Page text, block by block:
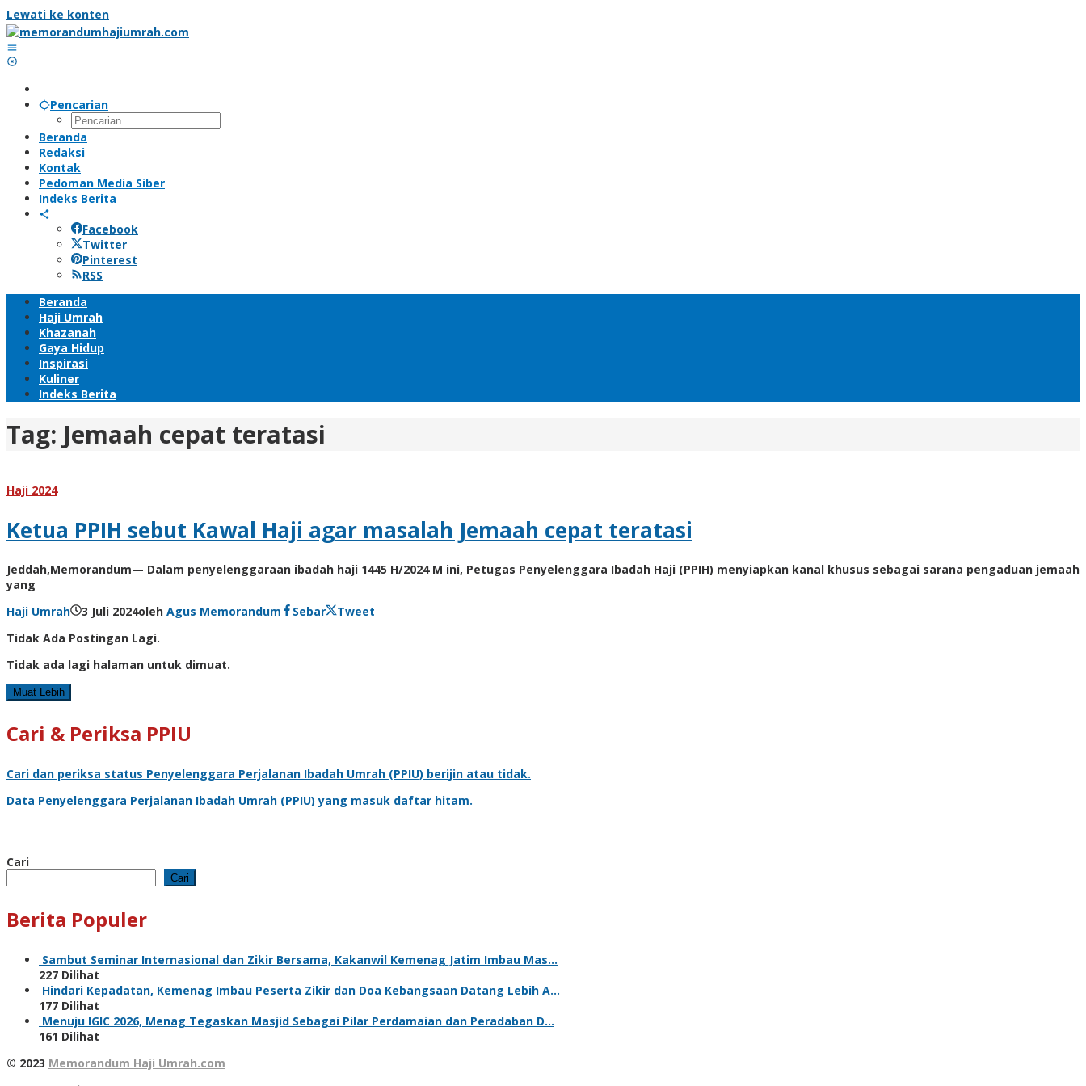
Lewati ke konten
Pencarian
Beranda
Redaksi
Kontak
Pedoman Media Siber
Indeks Berita
Facebook
Twitter
Pinterest
RSS
Beranda
Haji Umrah
Khazanah
Gaya Hidup
Inspirasi
Kuliner
Indeks Berita
Tag: Jemaah cepat teratasi
Haji 2024
Ketua PPIH sebut Kawal Haji agar masalah Jemaah cepat teratasi
Jeddah,Memorandum— Dalam penyelenggaraan ibadah haji 1445 H/2024 M ini, Petugas Penyelenggara Ibadah Haji (PPIH) menyiapkan kanal khusus sebagai sarana pengaduan jemaah
yang
Haji Umrah
3 Juli 2024oleh Agus Memorandum Sebar
Tweet
Tidak Ada Postingan Lagi.
Tidak ada lagi halaman untuk dimuat.
Muat Lebih
Cari & Periksa PPIU
Cari dan periksa status Penyelenggara Perjalanan Ibadah Umrah (PPIU) berijin atau tidak.
Data Penyelenggara Perjalanan Ibadah Umrah (PPIU) yang masuk daftar hitam.
Cari
Cari
Berita Populer
Sambut Seminar Internasional dan Zikir Bersama, Kakanwil Kemenag Jatim Imbau Mas…
227 Dilihat
Hindari Kepadatan, Kemenag Imbau Peserta Zikir dan Doa Kebangsaan Datang Lebih A…
177 Dilihat
Menuju IGIC 2026, Menag Tegaskan Masjid Sebagai Pilar Perdamaian dan Peradaban D…
161 Dilihat
© 2023 Memorandum Haji Umrah.com